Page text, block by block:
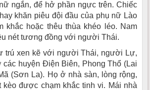
ngắn, để hở phần ngực trên. Chiếc
khăn piêu đội đầu của phụ nữ Lào
khắc hoặc thêu thùa khéo léo. Nam
nét tương đồng với người Thái.
trú xen kẽ với người Thái, người Lự,
huyện Ðiện Biên, Phong Thổ (Lai
(Sơn La). Họ ở nhà sàn, lòng rộng,
kèo được chạm khắc tinh vi. Mái nhà